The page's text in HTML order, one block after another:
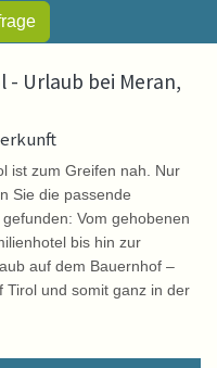
Urlaub bei Meran,
ist zum Greifen nah. Nur
Sie die passende
Vom gehobenen
bis hin zur
auf dem Bauernhof –
Tirol und somit ganz in der